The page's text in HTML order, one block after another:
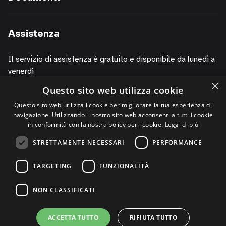
informazioni
corsi
nostra
società,
presentazioni
iniziative
P.R.,
di
studi,
di
convegni,
anche
Assistenza
Il servizio di assistenza è gratuito e disponibile da lunedì a
venerdì
dalle 10.00 alle 13.00
dalle 14.00 alle 19.00
contattando i numeri
+39 02 30076303
+39 320 0125844 (via Whatsapp)
©2026 FME Education S.p.A. - Tutti i diritti riservati | P.I.
08233380966 | REA MI-2011580
×
Questo sito web utilizza cookie
Questo sito web utilizza i cookie per migliorare la tua esperienza di
navigazione. Utilizzando il nostro sito web acconsenti a tutti i cookie
in conformità con la nostra policy per i cookie. Leggi di più
STRETTAMENTE NECESSARI PERFORMANCE
TARGETING FUNZIONALITÀ
NON CLASSIFICATI
ACCETTA TUTTO RIFIUTA TUTTO